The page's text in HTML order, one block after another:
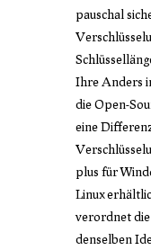
pauschal
Ihre Anders
die Open-
eine
plus für
Linux
verordnet
denselben